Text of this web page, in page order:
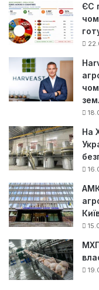
ЄС
На